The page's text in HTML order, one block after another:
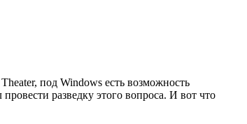
под Windows есть возможность
разведку этого вопроса. И вот что